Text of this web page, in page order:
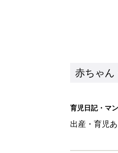
赤ちゃん
育児日記・マ
出産・育児